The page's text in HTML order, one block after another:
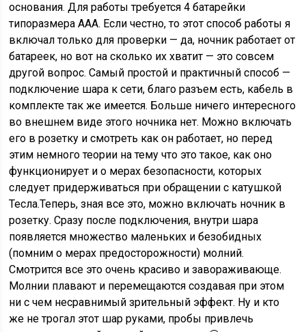
основания. Для работы требуется 4 батарейки
типоразмера ААА. Если честно, то этот способ работы я
включал только для проверки — да, ночник работает от
батареек, но вот на сколько их хватит — это совсем
другой вопрос. Самый простой и практичный способ —
подключение шара к сети, благо разъем есть, кабель в
комплекте так же имеется. Больше ничего интересного
во внешнем виде этого ночника нет. Можно включать
его в розетку и смотреть как он работает, но перед
этим немного теории на тему что это такое, как оно
функционирует и о мерах безопасности, которых
следует придерживаться при обращении с катушкой
Тесла.Теперь, зная все это, можно включать ночник в
розетку. Сразу после подключения, внутри шара
появляется множество маленьких и безобидных
(помним о мерах предосторожности) молний.
Смотрится все это очень красиво и завораживающе.
Молнии плавают и перемещаются создавая при этом
ни с чем несравнимый зрительный эффект. Ну и кто
же не трогал этот шар руками, пробы привлечь